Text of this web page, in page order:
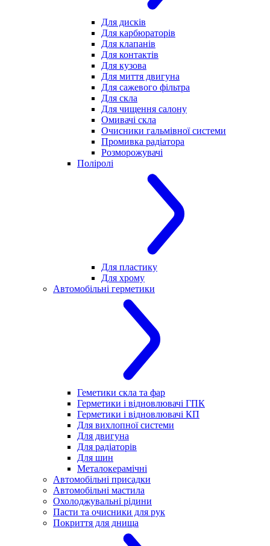
Для дисків
Для карбюраторів
Для клапанів
Для контактів
Для кузова
Для миття двигуна
Для сажевого фільтра
Для скла
Для чищення салону
Омивачі скла
Очисники гальмівної системи
Промивка радіатора
Розморожувачі
Поліролі
Для пластику
Для хрому
Автомобільні герметики
Геметики скла та фар
Герметики і відновлювачі ГПК
Герметики і відновлювачі КП
Для вихлопної системи
Для двигуна
Для радіаторів
Для шин
Металокерамічні
Автомобільні присадки
Автомобільні мастила
Охолоджувальні рідини
Пасти та очисники для рук
Покриття для днища